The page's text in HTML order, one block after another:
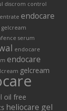
discrom control
endocare
serum
endocare
endocare
gelcream
oil free
heliocare gel